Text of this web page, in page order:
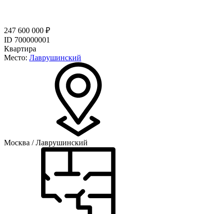
247 600 000 ₽
ID 700000001
Квартира
Место: Лаврушинский
Москва / Лаврушинский